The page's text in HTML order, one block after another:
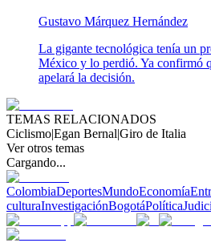
Gustavo Márquez Hernández
La gigante tecnológica tenía un
México y lo perdió. Ya confirmó
apelará la decisión.
TEMAS RELACIONADOS
Ciclismo|Egan Bernal|Giro de Italia
Ver otros temas
Cargando...
ColombiaDeportesMundoEconomía
culturaInvestigaciónBogotáPolítica